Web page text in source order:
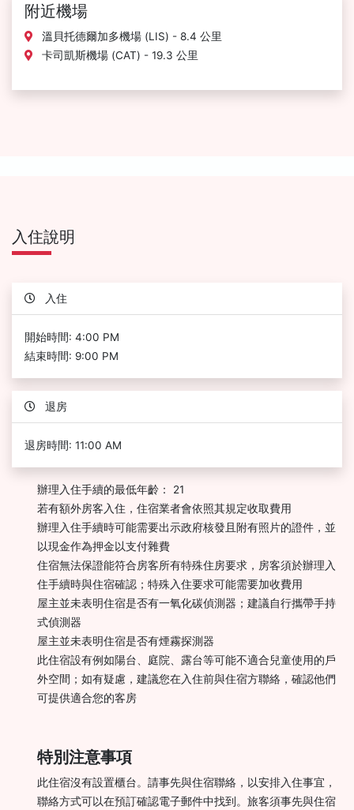
附近機場
溫貝托德爾加多機場 (LIS) - 8.4 公里
卡司凱斯機場 (CAT) - 19.3 公里
入住說明
入住
開始時間: 4:00 PM
結束時間: 9:00 PM
退房
退房時間: 11:00 AM
辦理入住手續的最低年齡： 21
若有額外房客入住，住宿業者會依照其規定收取費用
辦理入住手續時可能需要出示政府核發且附有照片的證件，並
以現金作為押金以支付雜費
住宿無法保證能符合房客所有特殊住房要求，房客須於辦理入
住手續時與住宿確認；特殊入住要求可能需要加收費用
屋主並未表明住宿是否有一氧化碳偵測器；建議自行攜帶手持
式偵測器
屋主並未表明住宿是否有煙霧探測器
此住宿設有例如陽台、庭院、露台等可能不適合兒童使用的戶
外空間；如有疑慮，建議您在入住前與住宿方聯絡，確認他們
可提供適合您的客房
特別注意事項
此住宿沒有設置櫃台。請事先與住宿聯絡，以安排入住事宜，
聯絡方式可以在預訂確認電子郵件中找到。旅客須事先與住宿